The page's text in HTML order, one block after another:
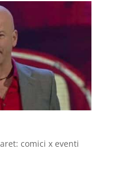
comici x eventi